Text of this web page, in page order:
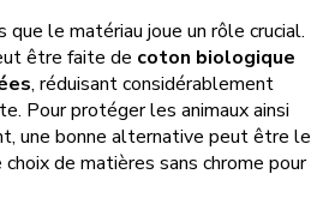
que le matériau joue un rôle crucial.
être faite de coton biologique
, réduisant considérablement
Pour protéger les animaux ainsi
une bonne alternative peut être le
choix de matières sans chrome pour